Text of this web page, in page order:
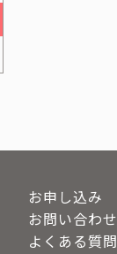
お申し込み
お問い合わせ
よくある質問